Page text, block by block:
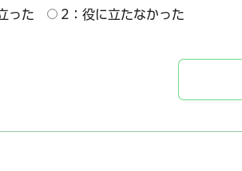
った
2：役に立たなかった